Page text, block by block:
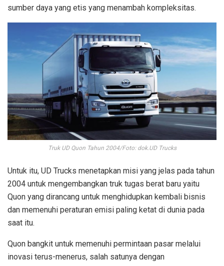
sumber daya yang etis yang menambah kompleksitas.
Truk UD Quon Tahun 2004/Foto: dok.UD Trucks
Untuk itu, UD Trucks menetapkan misi yang jelas pada tahun
2004 untuk mengembangkan truk tugas berat baru yaitu
Quon yang dirancang untuk menghidupkan kembali bisnis
dan memenuhi peraturan emisi paling ketat di dunia pada
saat itu.
Quon bangkit untuk memenuhi permintaan pasar melalui
inovasi terus-menerus, salah satunya dengan